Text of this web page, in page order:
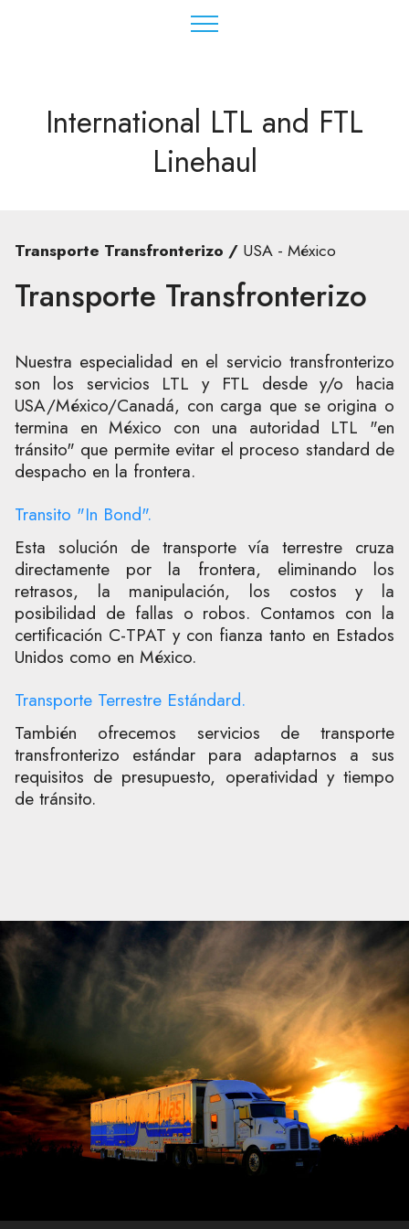
International LTL and FTL
Linehaul
Transporte Transfronterizo / USA - México
Transporte Transfronterizo
Nuestra especialidad en el servicio transfronterizo
son los servicios LTL y FTL desde y/o hacia
USA/México/Canadá, con carga que se origina o
termina en México con una autoridad LTL "en
tránsito" que permite evitar el proceso standard de
despacho en la frontera.
Transito "In Bond".
Esta solución de transporte vía terrestre cruza
directamente por la frontera, eliminando los
retrasos, la manipulación, los costos y la
posibilidad de fallas o robos. Contamos con la
certificación C-TPAT y con fianza tanto en Estados
Unidos como en México.
Transporte Terrestre Estándard.
También ofrecemos servicios de transporte
transfronterizo estándar para adaptarnos a sus
requisitos de presupuesto, operatividad y tiempo
de tránsito.